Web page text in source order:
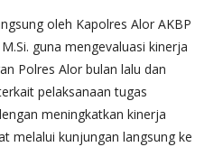
oleh Kapolres Alor AKBP
guna mengevaluasi kinerja
Polres Alor bulan lalu dan
pelaksanaan tugas
meningkatkan kinerja
melalui kunjungan langsung ke